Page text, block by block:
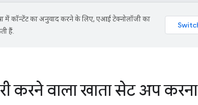
में कॉन्टेंट का अनुवाद करने के लिए, एआई टेक्नोलॉजी का
हैं.
करने वाला खाता सेट अप करना